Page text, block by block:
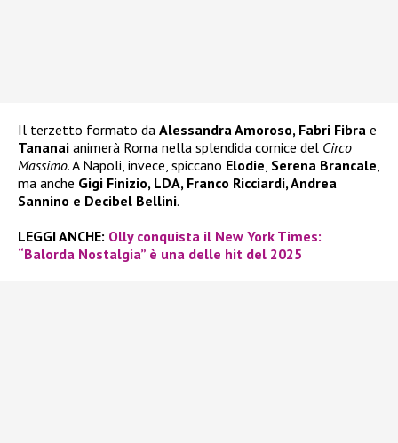
Il terzetto formato da Alessandra Amoroso, Fabri Fibra e
Tananai animerà Roma nella splendida cornice del Circo
Massimo. A Napoli, invece, spiccano Elodie Serena Brancale
ma anche Gigi Finizio, LDA, Franco Ricciardi, Andrea
Sannino e Decibel Bellini.
LEGGI ANCHE: Olly conquista il New York Times:
“Balorda Nostalgia” è una delle hit del 2025